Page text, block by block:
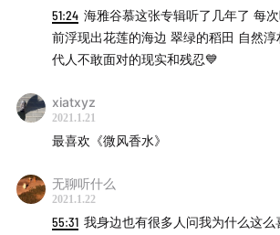
51:24 海雅谷慕这张专辑听了几年了 每
前浮现出花莲的海边 翠绿的稻田 自然
代人不敢面对的现实和残忍💙
xiatxyz
2021.1.21
最喜欢《微风香水》
无聊听什么
2021.1.22
55:31 我身边也有很多人问我为什么这